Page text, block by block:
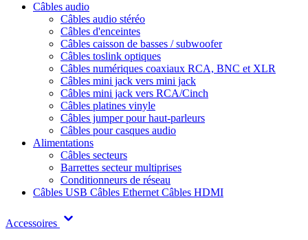
Câbles audio
Câbles audio stéréo
Câbles d'enceintes
Câbles caisson de basses / subwoofer
Câbles toslink optiques
Câbles numériques coaxiaux RCA, BNC et XLR
Câbles mini jack vers mini jack
Câbles mini jack vers RCA/Cinch
Câbles platines vinyle
Câbles jumper pour haut-parleurs
Câbles pour casques audio
Alimentations
Câbles secteurs
Barrettes secteur multiprises
Conditionneurs de réseau
Câbles USB Câbles Ethernet Câbles HDMI
Accessoires